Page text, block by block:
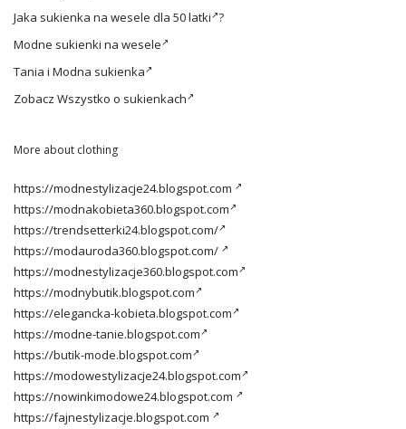
Jaka sukienka na wesele dla 50 latki ?
Modne sukienki na wesele
Tania i Modna sukienka
Zobacz Wszystko o sukienkach
More about clothing
https://modnestylizacje24.blogspot.com
https://modnakobieta360.blogspot.com
https://trendsetterki24.blogspot.com/
https://modauroda360.blogspot.com/
https://modnestylizacje360.blogspot.com
https://modnybutik.blogspot.com
https://elegancka-kobieta.blogspot.com
https://modne-tanie.blogspot.com
https://butik-mode.blogspot.com
https://modowestylizacje24.blogspot.com
https://nowinkimodowe24.blogspot.com
https://fajnestylizacje.blogspot.com